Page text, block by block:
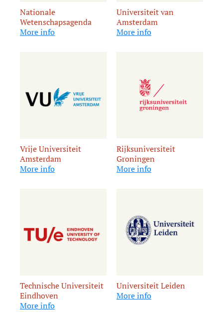
Nationale
Wetenschapsagenda
More info
Universiteit van
Amsterdam
More info
Vrije Universiteit
Amsterdam
More info
Rijksuniversiteit
Groningen
More info
Technische Universiteit
Eindhoven
More info
Universiteit Leiden
More info